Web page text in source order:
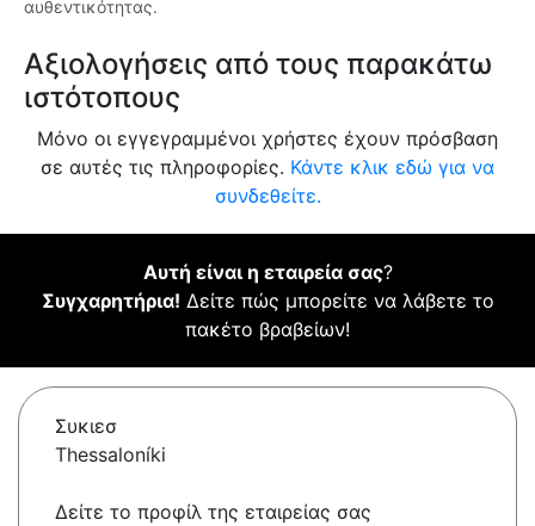
αυθεντικότητας.
Αξιολογήσεις από τους παρακάτω
ιστότοπους
Μόνο οι εγγεγραμμένοι χρήστες έχουν πρόσβαση
σε αυτές τις πληροφορίες. Κάντε κλικ εδώ για να
συνδεθείτε.
Αυτή είναι η εταιρεία σας?
Συγχαρητήρια! Δείτε πώς μπορείτε να λάβετε το
πακέτο βραβείων!
Συκιεσ
Thessaloníki
Δείτε το προφίλ της εταιρείας σας